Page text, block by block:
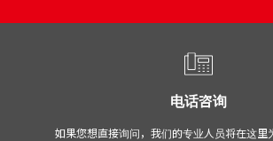
电话咨询
如果您想直接询问，我们的专业人员将在这里